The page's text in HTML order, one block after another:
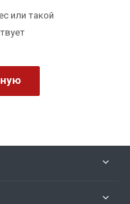
или такой